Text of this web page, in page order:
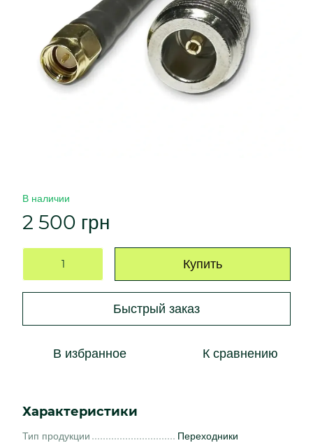
В наличии
2 500 грн
Купить
Быстрый заказ
В избранное К сравнению
Характеристики
Тип продукции Переходники